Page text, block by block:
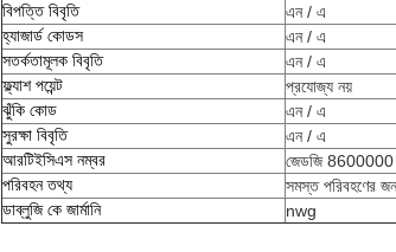
বিপত্তি বিবৃতি
এন / এ
হ্যাজার্ড কোডস
এন / এ
সতর্কতামূলক বিবৃতি
এন / এ
ফ্ল্যাশ পয়েন্ট
প্রযোজ্য নয়
ঝুঁকি কোড
এন / এ
সুরক্ষা বিবৃতি
এন / এ
আরটিইসিএস নম্বর
জেডজি 8600000
পরিবহন তথ্য
সমস্ত পরিবহণের
ডাব্লুজি কে জার্মানি
nwg